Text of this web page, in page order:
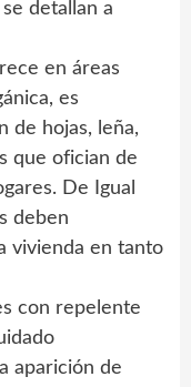
detallan a
en áreas
es
de hojas, leña,
que ofician de
De Igual
deben
vivienda en tanto
con repelente
aparición de